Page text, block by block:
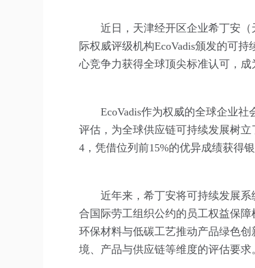
近日，天津经开区企业希丁安
际权威评级机构EcoVadis颁发的可
心竞争力获得全球顶尖标准认可，成
EcoVadis作为权威的全球企业
评估，为全球供应链可持续发展树立
4，凭借位列前15%的优异成绩获得
近年来，希丁安将可持续发展
合国际劳工组织公约的员工权益保
环保材料与低碳工艺推动产品绿色
境、产品与供应链等维度的评估要求